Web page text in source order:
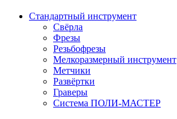
Стандартный инструмент
Свёрла
Фрезы
Резьбофрезы
Мелкоразмерный инструмент
Метчики
Развёртки
Граверы
Система ПОЛИ-МАСТЕР